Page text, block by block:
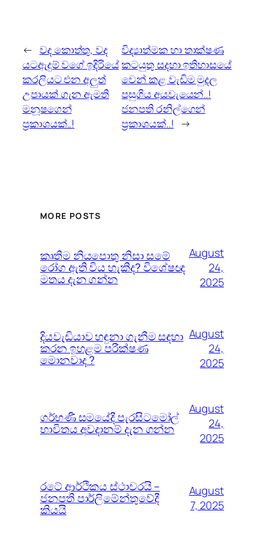
← වද කොත්තු, වද
යටඇදුම් වගේ ඉදිරියේ
කරලියට එන අලුත්
උපායක් ගැන ඇමති
මනූෂගෙන්
ප්‍රකාශයක්..!
විද්‍යාත්මක හා තාක්ෂණ
කටයුතු සදහා ඉතිහාසයේ
වෙන් කළ වැඩිම මුදල
පසුගිය අයවැයෙන්..!
ජනපති රනිල්ගෙන්
ප්‍රකාශයක්..! →
MORE POSTS
කෘතිම නියපොතු නිසා සමේ
රෝග ඇති විය හැකිද? විශේෂඥ
මතය දැන ගන්න
August
24,
2025
දියවැඩියාව හඳුනා ගැනීම සඳහා
කරන ඉහළම පරීක්ෂණ
මොනවාද ?
August
24,
2025
ගර්භණී සමයේදී පැරසිටමෝල්
භාවිතය අවදානම් දැන ගන්න
August
24,
2025
රටේ ආර්ථිකය ස්ථාවරයි –
ජනපති පාර්ලිමේන්තුවේදී
කියයි
August
7, 2025